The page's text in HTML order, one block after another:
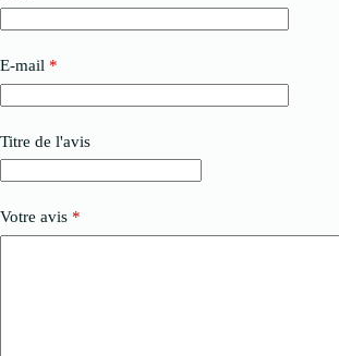
E-mail *
Titre de l'avis
Votre avis *